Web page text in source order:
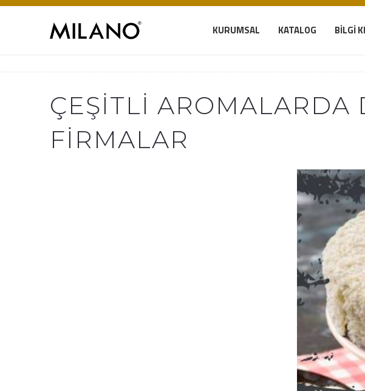
KURUMSAL KATALOG BILGI
ÇEŞITLI AROMALARDA
FIRMALAR